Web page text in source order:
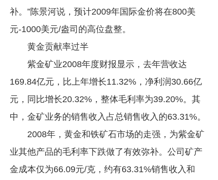
补。”陈景河说，预计2009年国际金价将在800美
元-1000美元/盎司的高位盘整。
黄金贡献率过半
紫金矿业2008年度财报显示，去年营收达
169.84亿元，比上年增长11.32%，净利润30.66亿
元，同比增长20.32%，整体毛利率为39.20%。其
中，金矿业务的销售收入占总销售收入的63.31%。
2008年，黄金和铁矿石市场的走强，为紫金矿
业其他产品的毛利率下跌做了有效弥补。公司矿产
金成本仅为66.09元/克，约有63.31%销售收入和